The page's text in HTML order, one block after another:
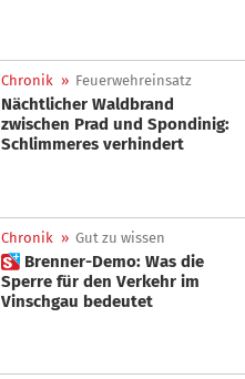
Chronik » Feuerwehreinsatz
Nächtlicher Waldbrand
zwischen Prad und Spondinig:
Schlimmeres verhindert
Chronik » Gut zu wissen
 Brenner-Demo: Was die
Sperre für den Verkehr im
Vinschgau bedeutet